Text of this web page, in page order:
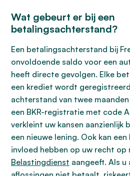
Wat gebeurt er bij een
betalingsachterstand?
Een betalingsachterstand bij
onvoldoende saldo voor een
heeft directe gevolgen. Elke
een krediet wordt geregistreerd
achterstand van twee
een BKR-registratie met code
verkleint uw kansen aanzienlijk
een nieuwe lening. Ook kan
invloed hebben op uw recht op
Belastingdienst aangeeft. Als